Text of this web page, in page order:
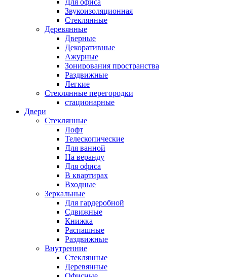
Для офиса
Звукоизоляционная
Стеклянные
Деревянные
Дверные
Декоративные
Ажурные
Зонирования пространства
Раздвижные
Легкие
Стеклянные перегородки
стационарные
Двери
Стеклянные
Лофт
Телескопические
Для ванной
На веранду
Для офиса
В квартирах
Входные
Зеркальные
Для гардеробной
Сдвижные
Книжка
Распашные
Раздвижные
Внутренние
Стеклянные
Деревянные